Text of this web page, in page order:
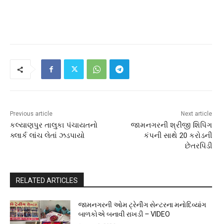
Previous article
કલ્યાણપુર તાલુકા પંચાયતનો
ક્લાર્ક લાંચ લેતાં ઝડપાયો
Next article
જામનગરની શ્રીજી શિપિંગ
કંપની સાથે 20 કરોડની
છેતરપિંડી
RELATED ARTICLES
જામનગરની ઓમ ટ્રેનીંગ સેન્ટરના મનોદિવ્યાંગ
બાળકોએ બનાવી રાખડી – VIDEO